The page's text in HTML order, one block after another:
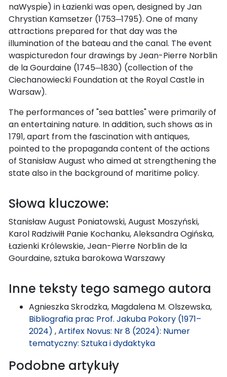
naWyspie) in Łazienki was open, designed by Jan
Chrystian Kamsetzer (1753─1795). One of many
attractions prepared for that day was the
illumination of the bateau and the canal. The event
waspicturedon four drawings by Jean-Pierre Norblin
de la Gourdaine (1745─1830) (collection of the
Ciechanowiecki Foundation at the Royal Castle in
Warsaw).
The performances of "sea battles" were primarily of
an entertaining nature. In addition, such shows as in
1791, apart from the fascination with antiques,
pointed to the propaganda content of the actions
of Stanisław August who aimed at strengthening the
state also in the background of maritime policy.
Słowa kluczowe:
Stanisław August Poniatowski, August Moszyński,
Karol Radziwiłł Panie Kochanku, Aleksandra Ogińska,
Łazienki Królewskie, Jean-Pierre Norblin de la
Gourdaine, sztuka barokowa Warszawy
Inne teksty tego samego autora
Agnieszka Skrodzka, Magdalena M. Olszewska,
Bibliografia prac Prof. Jakuba Pokory (1971–
2024) ,Artifex Novus: Nr 8 (2024): Numer
tematyczny: Sztuka i dydaktyka
Podobne artykuły